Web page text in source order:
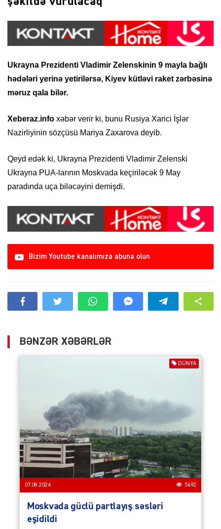
Ukrayna Prezidenti Vladimir Zelenskinin 9 mayla bağlı
hədələri yerinə yetirilərsə, Kiyev kütləvi raket zərbəsinə
məruz qala bilər.
Xeberaz.info xəbər verir ki, bunu Rusiya Xarici İşlər
Nazirliyinin sözçüsü Mariya Zaxarova deyib.
Qeyd edək ki, Ukrayna Prezidenti Vladimir Zelenski
Ukrayna PUA-larının Moskvada keçiriləcək 9 May
paradında uça biləcəyini demişdi.
Bizim Youtube kanalımıza abunə olun
BƏNZƏR XƏBƏRLƏR
DÜNYA
07.08.2026 5492
Moskvada güclü partlayış səsləri
eşidildi